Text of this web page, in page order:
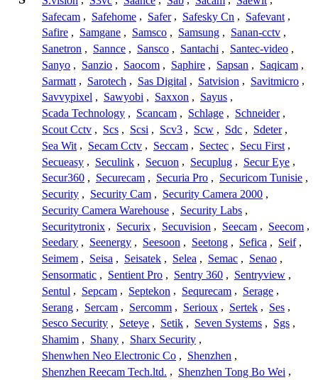
Safecam , Safehome , Safer , Safesky Cn , Safevant ,
Safire , Samgane , Samsco , Samsung , Sanan-cctv ,
Sanetron , Sannce , Sansco , Santachi , Santec-video ,
Sanyo , Sanzio , Saocom , Saphire , Sapsan , Saqicam ,
Sarmatt , Sarotech , Sas Digital , Satvision , Savitmicro ,
Savvypixel , Sawyobi , Saxxon , Sayus ,
Scada Technology , Scancam , Schlage , Schneider ,
Scout Cctv , Scs , Scsi , Scv3 , Scw , Sdc , Sdeter ,
Sea Wit , Secam Cctv , Seccam , Sectec , Secu First ,
Secueasy , Seculink , Secuon , Secuplug , Secur Eye ,
Secur360 , Securecam , Securia Pro , Securicom Tunisie ,
Security , Security Cam , Security Camera 2000 ,
Security Camera Warehouse , Security Labs ,
Securitytronix , Securix , Secuvision , Seecam , Seecom ,
Seedary , Seenergy , Seesoon , Seetong , Sefica , Seif ,
Seimem , Seisa , Seisatek , Selea , Semac , Senao ,
Sensormatic , Sentient Pro , Sentry 360 , Sentryview ,
Sentul , Sepcam , Septekon , Sequrecam , Serage ,
Serang , Sercam , Sercomm , Serioux , Sertek , Ses ,
Sesco Security , Seteye , Setik , Seven Systems , Sgs ,
Shamim , Shany , Sharx Security ,
Shenwhen Neo Electronic Co , Shenzhen ,
Shenzhen Reecam Tech.ltd. , Shenzhen Tong Bo Wei ,